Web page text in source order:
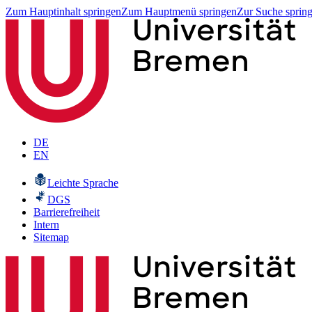
Zum Hauptinhalt springenZum Hauptmenü springenZur Suche
DE
EN
Leichte Sprache
DGS
Barrierefreiheit
Intern
Sitemap